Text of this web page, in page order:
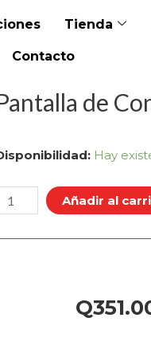
Tienda
Contacto
de
Hay
Control
Añadir al
Q